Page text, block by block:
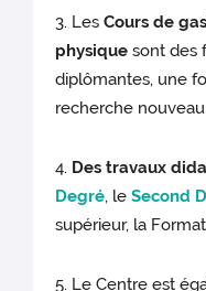
3. LesCours de
physique sont des
diplômantes, une
recherche
4. Des travaux
Degré, leSecond
supérieur, la
5. Le Centre est